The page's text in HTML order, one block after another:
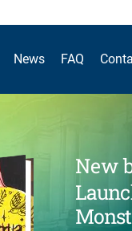
News FAQ
New